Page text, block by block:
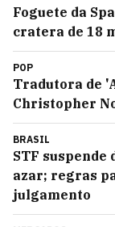
Foguete da
cratera de 18
POP
Tradutora de
Christopher
BRASIL
STF
azar; regras
julgamento